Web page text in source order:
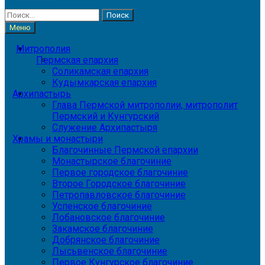
Найти:
Меню
Митрополия
Пермская епархия
Соликамская епархия
Кудымкарская епархия
Архипастырь
Глава Пермской митрополии, митрополит
Пермский и Кунгурский
Служение Архипастыря
Храмы и монастыри
Благочинные Пермской епархии
Монастырское благочиние
Первое городское благочиние
Второе Городское благочиние
Петропавловское благочиние
Успенское благочиние
Лобановское благочиние
Закамское благочиние
Добрянское благочиние
Лысьвенское благочиние
Первое Кунгурское благочиние